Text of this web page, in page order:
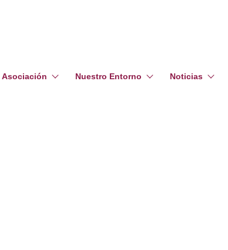
Asociación Nuestro Entorno Noticias